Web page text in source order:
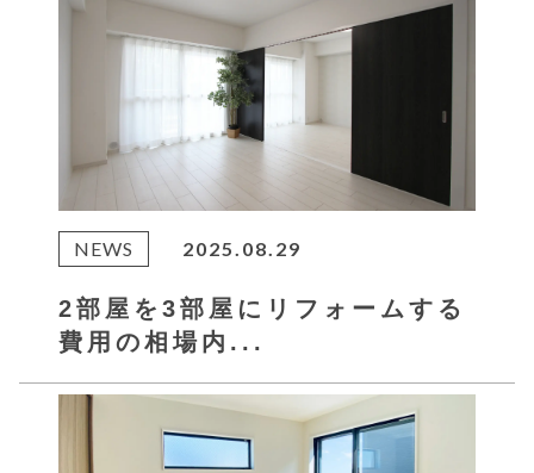
NEWS 2025.08.29
2部屋を3部屋にリフォームする
費用の相場内...